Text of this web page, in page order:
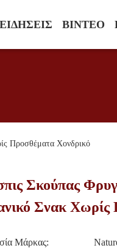
ΕΙΔΉΣΕΙΣ ΒΊΝΤΕΟ
Προσθέματα Χονδρικό
Σκούπας
Σνακ Χωρίς
Μάρκας: